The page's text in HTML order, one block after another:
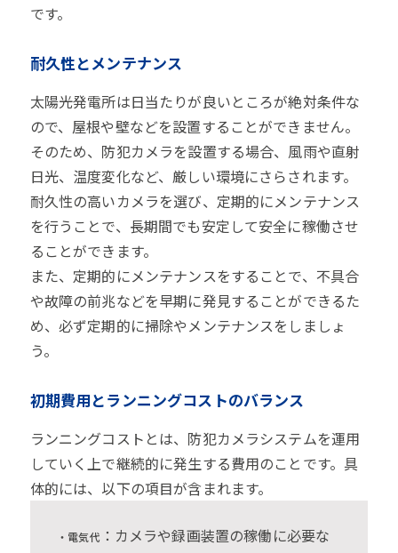
です。
耐久性とメンテナンス
太陽光発電所は日当たりが良いところが絶対条件な
ので、屋根や壁などを設置することができません。
そのため、防犯カメラを設置する場合、風雨や直射
日光、温度変化など、厳しい環境にさらされます。
耐久性の高いカメラを選び、定期的にメンテナンス
を行うことで、長期間でも安定して安全に稼働させ
ることができます。
また、定期的にメンテナンスをすることで、不具合
や故障の前兆などを早期に発見することができるた
め、必ず定期的に掃除やメンテナンスをしましょ
う。
初期費用とランニングコストのバランス
ランニングコストとは、防犯カメラシステムを運用
していく上で継続的に発生する費用のことです。具
体的には、以下の項目が含まれます。
・電気代 ：カメラや録画装置の稼働に必要な